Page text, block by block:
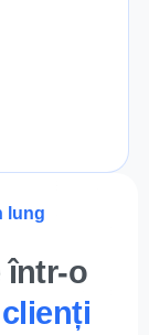
lung
într-o
clienți